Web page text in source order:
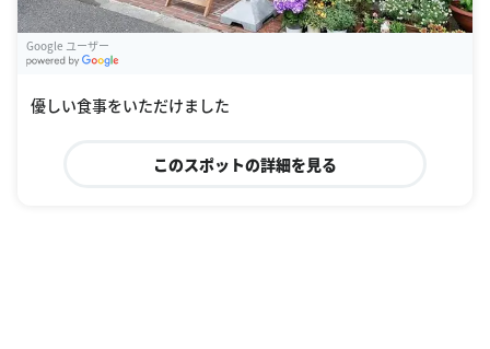
Google ユーザー
優しい食事をいただけました
このスポットの詳細を見る